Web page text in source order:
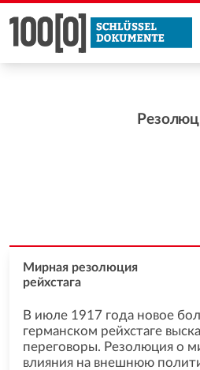
Мирная резолюция
рейхстага
В июле 1917 года новое
германском рейхстаге
переговоры. Резолюция о
влияния на внешнюю